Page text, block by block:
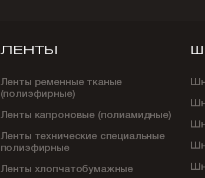
ЛЕНТЫ
Ленты ременные тканые
(полиэфирные)
Ленты капроновые (полиамидные)
Ленты технические специальные
полиэфирные
Ленты хлопчатобумажные